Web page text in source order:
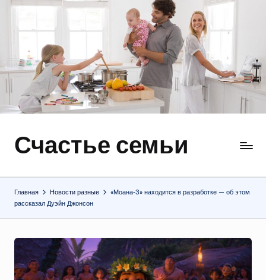
содержимому
Счастье семьи
Быт,
отношения
Главная Новости разные
«Моана‑3» находится в разработке — об этом
рассказал Дуэйн Джонсон